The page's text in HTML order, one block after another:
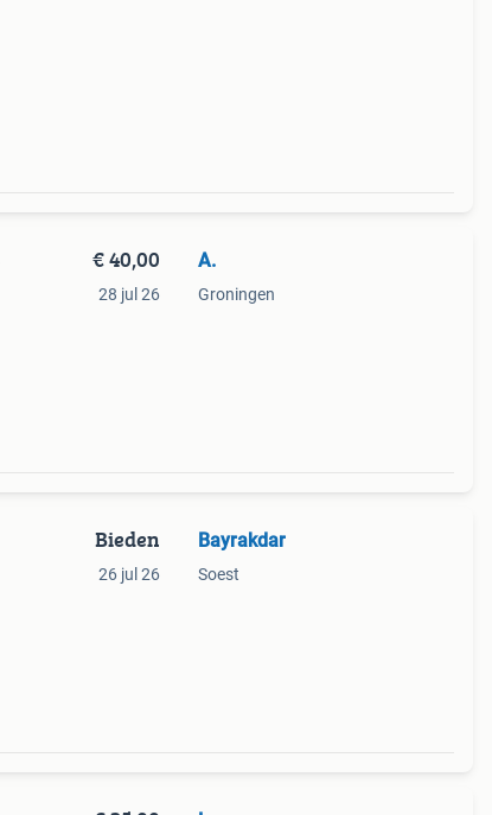
€ 40,00
28 jul 26
A.
Groningen
Bieden
26 jul 26
Bayrakdar
Soest